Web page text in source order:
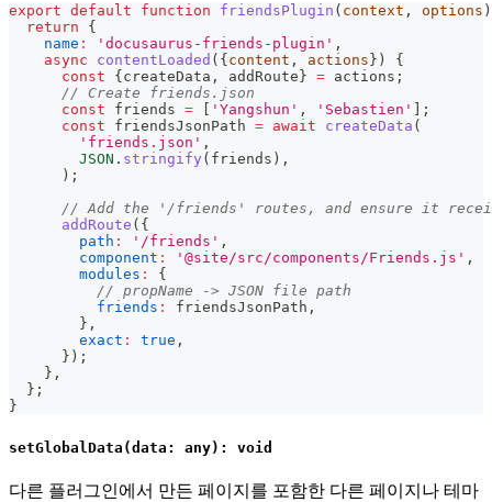
export default function friendsPlugin ( context , options )
return
{
name : 'docusaurus-friends-plugin' ,
async
contentLoaded ( {content , actions} )
{
const
{createData , addRoute} = actions ;
// Create friends.json
const friends = [ 'Yangshun' , 'Sebastien' ] ;
const friendsJsonPath = await createData (
'friends.json' ,
JSON . stringify ( friends ) ,
) ;
// Add the '/friends' routes, and ensure it
addRoute ( {
path : '/friends' ,
component : '@site/src/components/Friends.js' ,
modules :
{
// propName -> JSON file path
friends : friendsJsonPath ,
} ,
exact : true ,
} ) ;
} ,
} ;
}
setGlobalData(data: any): void
다른 플러그인에서 만든 페이지를 포함한 다른 페이지나 테마